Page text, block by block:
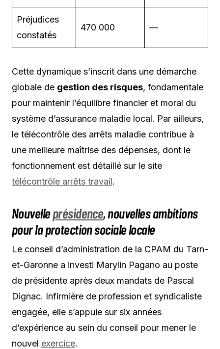
Préjudices
constatés
470 000 —
Cette dynamique s’inscrit dans une démarche
globale de gestion des risques, fondamentale
pour maintenir l’équilibre financier et moral du
système d’assurance maladie local. Par ailleurs,
le télécontrôle des arrêts maladie contribue à
une meilleure maîtrise des dépenses, dont le
fonctionnement est détaillé sur le site
télécontrôle arrêts travail.
Nouvelleprésidence, nouvelles ambitions
pour la protection sociale locale
Le conseil d’administration de la CPAM du Tarn-
et-Garonne a investi Marylin Pagano au poste
de présidente après deux mandats de Pascal
Dignac. Infirmière de profession et syndicaliste
engagée, elle s’appuie sur six années
d’expérience au sein du conseil pour mener le
nouvel exercice.